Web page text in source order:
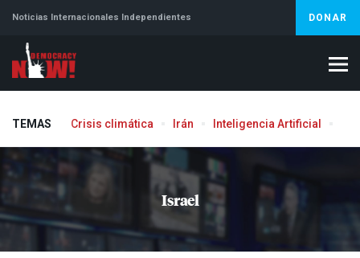
Noticias Internacionales Independientes DONAR
TEMAS Crisis climática Irán Inteligencia Artificial
Israel